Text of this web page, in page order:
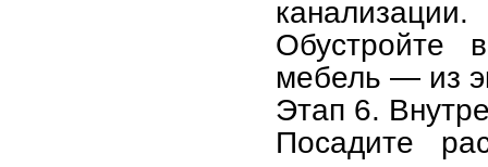
канализации.
Обустройте
мебель — из
Этап 6.
Посадите